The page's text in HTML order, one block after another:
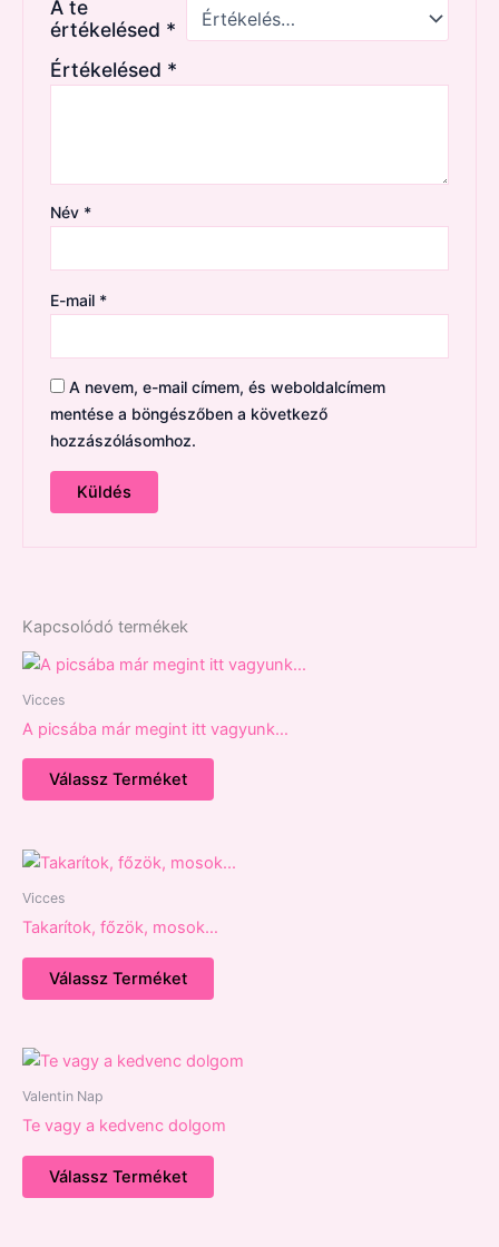
A te
értékelésed *
Értékelésed *
Név *
E-mail *
A nevem, e-mail címem, és weboldalcímem
mentése a böngészőben a következő
hozzászólásomhoz.
Kapcsolódó termékek
Vicces
A picsába már megint itt vagyunk…
Válassz Terméket
Vicces
Takarítok, főzök, mosok…
Válassz Terméket
Valentin Nap
Te vagy a kedvenc dolgom
Válassz Terméket